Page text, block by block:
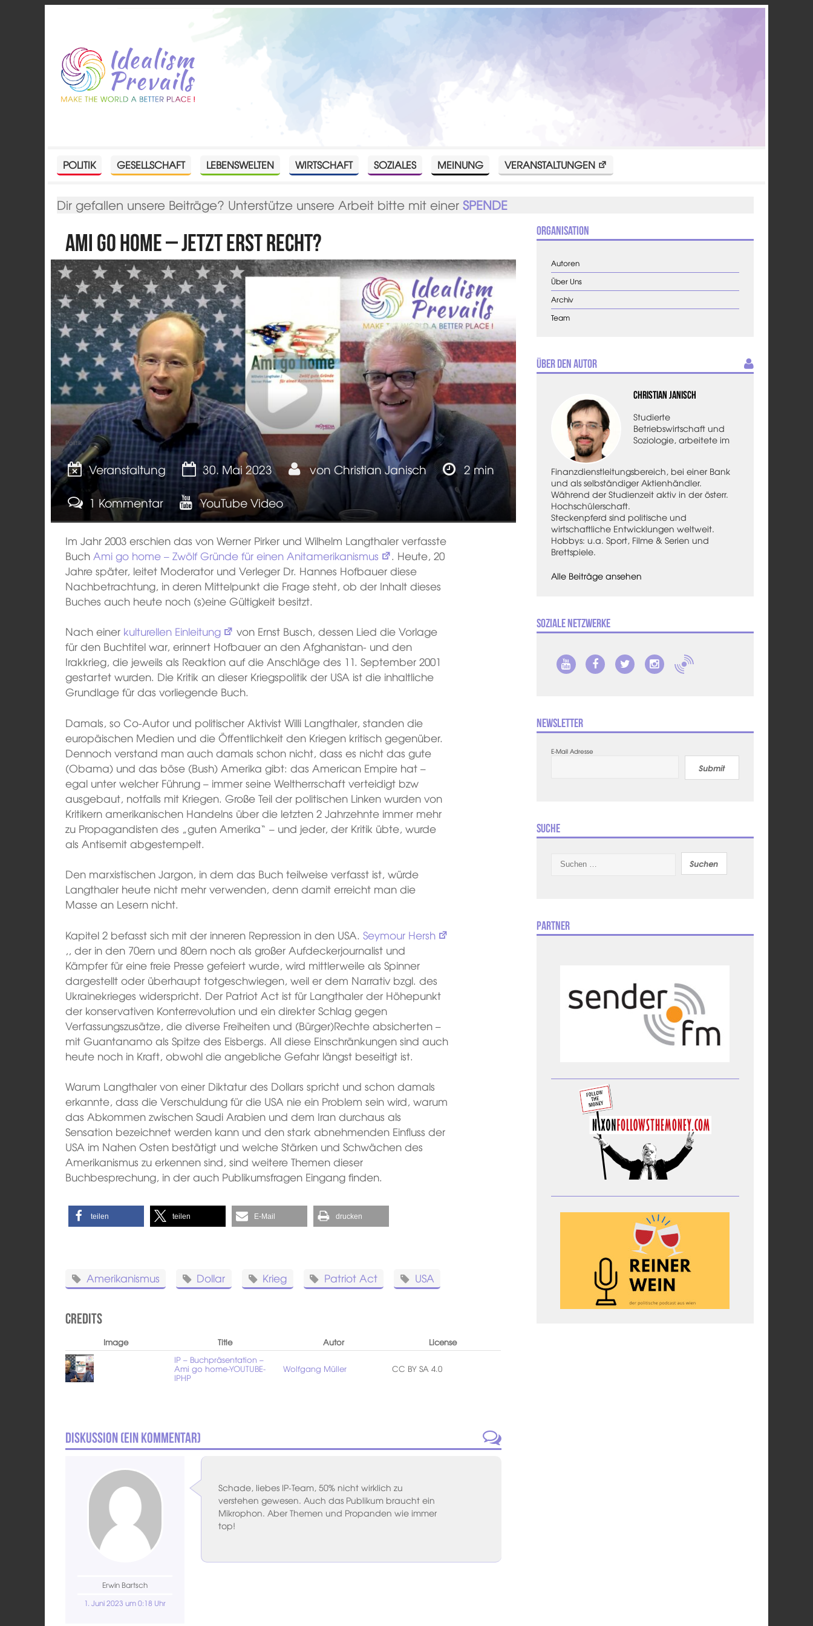
POLITIK GESELLSCHAFT LEBENSWELTEN WIRTSCHAFT SOZIALES MEINUNG VERANSTALTUNGEN
Dir gefallen unsere Beiträge? Unterstütze unsere Arbeit bitte mit einerSPENDE
Ami go home – jetzt erst recht?
Politik
Veranstaltung 30. Mai 2023 von Christian Janisch
2 min
1 Kommentar
YouTube Video
Im Jahr 2003 erschien das von Werner Pirker und Wilhelm Langthaler verfasste
Buch Ami go home – Zwölf Gründe für einen Anitamerikanismus
. Heute, 20
Jahre später, leitet Moderator und Verleger Dr. Hannes Hofbauer diese
Nachbetrachtung, in deren Mittelpunkt die Frage steht, ob der Inhalt dieses
Buches auch heute noch (s)eine Gültigkeit besitzt.
Nach einer kulturellen Einleitung
von Ernst Busch, dessen Lied die Vorlage
für den Buchtitel war, erinnert Hofbauer an den Afghanistan- und den
Irakkrieg, die jeweils als Reaktion auf die Anschläge des 11. September 2001
gestartet wurden. Die Kritik an dieser Kriegspolitik der USA ist die inhaltliche
Grundlage für das vorliegende Buch.
Damals, so Co-Autor und politischer Aktivist Willi Langthaler, standen die
europäischen Medien und die Öffentlichkeit den Kriegen kritisch gegenüber.
Dennoch verstand man auch damals schon nicht, dass es nicht das gute
(Obama) und das böse (Bush) Amerika gibt: das American Empire hat –
egal unter welcher Führung – immer seine Weltherrschaft verteidigt bzw
ausgebaut, notfalls mit Kriegen. Große Teil der politischen Linken wurden von
Kritikern amerikanischen Handelns über die letzten 2 Jahrzehnte immer mehr
zu Propagandisten des „guten Amerika“ – und jeder, der Kritik übte, wurde
als Antisemit abgestempelt.
Den marxistischen Jargon, in dem das Buch teilweise verfasst ist, würde
Langthaler heute nicht mehr verwenden, denn damit erreicht man die
Masse an Lesern nicht.
Kapitel 2 befasst sich mit der inneren Repression in den USA.Seymour Hersh
,, der in den 70ern und 80ern noch als großer Aufdeckerjournalist und
Kämpfer für eine freie Presse gefeiert wurde, wird mittlerweile als Spinner
dargestellt oder überhaupt totgeschwiegen, weil er dem Narrativ bzgl. des
Ukrainekrieges widerspricht. Der Patriot Act ist für Langthaler der Höhepunkt
der konservativen Konterrevolution und ein direkter Schlag gegen
Verfassungszusätze, die diverse Freiheiten und (Bürger)Rechte absicherten –
mit Guantanamo als Spitze des Eisbergs. All diese Einschränkungen sind auch
heute noch in Kraft, obwohl die angebliche Gefahr längst beseitigt ist.
Warum Langthaler von einer Diktatur des Dollars spricht und schon damals
erkannte, dass die Verschuldung für die USA nie ein Problem sein wird, warum
das Abkommen zwischen Saudi Arabien und dem Iran durchaus als
Sensation bezeichnet werden kann und den stark abnehmenden Einfluss der
USA im Nahen Osten bestätigt und welche Stärken und Schwächen des
Amerikanismus zu erkennen sind, sind weitere Themen dieser
Buchbesprechung, in der auch Publikumsfragen Eingang finden.
teilen teilen E-Mail drucken
Amerikanismus Dollar Krieg Patriot Act USA
Credits
Image Title Autor
License
IP – Buchpräsentation –
Ami go home-YOUTUBE-
IPHP
Wolfgang Müller CC BY SA 4.0
Diskussion (Ein Kommentar)
Erwin Bartsch
1. Juni 2023 um 0:18 Uhr
Schade, liebes IP-Team, 50% nicht wirklich zu
verstehen gewesen. Auch das Publikum braucht ein
Mikrophon. Aber Themen und Propanden wie immer
top!
Organisation
Autoren
Über Uns
Archiv
Team
Über den Autor
Christian Janisch
Studierte
Betriebswirtschaft und
Soziologie, arbeitete im
Finanzdienstleitungsbereich, bei einer Bank
und als selbständiger Aktienhändler.
Während der Studienzeit aktiv in der österr.
Hochschülerschaft.
Steckenpferd sind politische und
wirtschaftliche Entwicklungen weltweit.
Hobbys: u.a. Sport, Filme & Serien und
Brettspiele.
Alle Beiträge ansehen
Soziale Netzwerke
Newsletter
E-Mail Adresse
Submit
Suche
nach:
Partner